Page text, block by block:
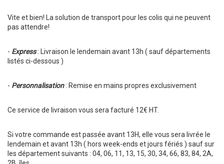
Vite et bien! La solution de transport pour les colis qui ne peuvent
pas attendre!
- Express: Livraison le lendemain avant 13h ( sauf départements
listés ci-dessous )
- Personnalisation: Remise en mains propres exclusivement
Ce service de livraison vous sera facturé 12€ HT.
Si votre commande est passée avant 13H, elle vous sera livrée le
lendemain et avant 13h ( hors week-ends et jours fériés ) sauf sur
les département suivants : 04, 06, 11, 13, 15, 30, 34, 66, 83, 84, 2A,